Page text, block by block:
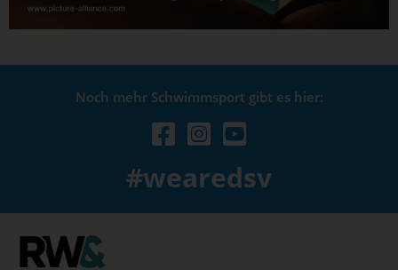
Noch mehr Schwimmsport gibt es hier:
#wearedsv